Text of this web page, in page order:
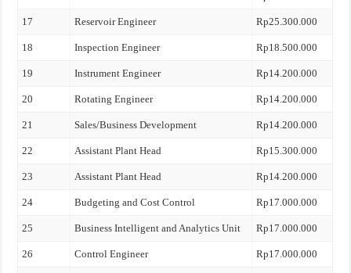
17 Reservoir Engineer Rp25.300.000
18 Inspection Engineer Rp18.500.000
19 Instrument Engineer Rp14.200.000
20 Rotating Engineer Rp14.200.000
21 Sales/Business Development Rp14.200.000
22 Assistant Plant Head Rp15.300.000
23 Assistant Plant Head Rp14.200.000
24 Budgeting and Cost Control Rp17.000.000
25 Business Intelligent and Analytics Unit Rp17.000.000
26 Control Engineer Rp17.000.000